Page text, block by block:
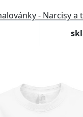
- Narcisy a